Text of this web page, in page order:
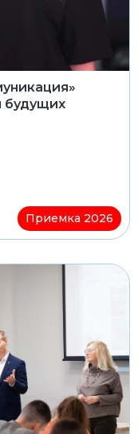
будущих
Приемка 2026